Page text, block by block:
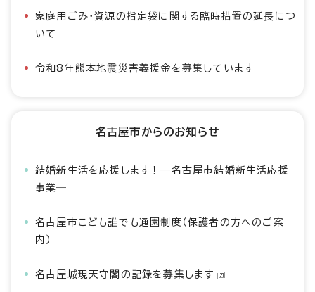
家庭用ごみ・資源の指定袋に関する臨時措置の延長につ
いて
令和8年熊本地震災害義援金を募集しています
名古屋市からのお知らせ
結婚新生活を応援します！―名古屋市結婚新生活応援
事業―
名古屋市こども誰でも通園制度（保護者の方へのご案
内）
名古屋城現天守閣の記録を募集します